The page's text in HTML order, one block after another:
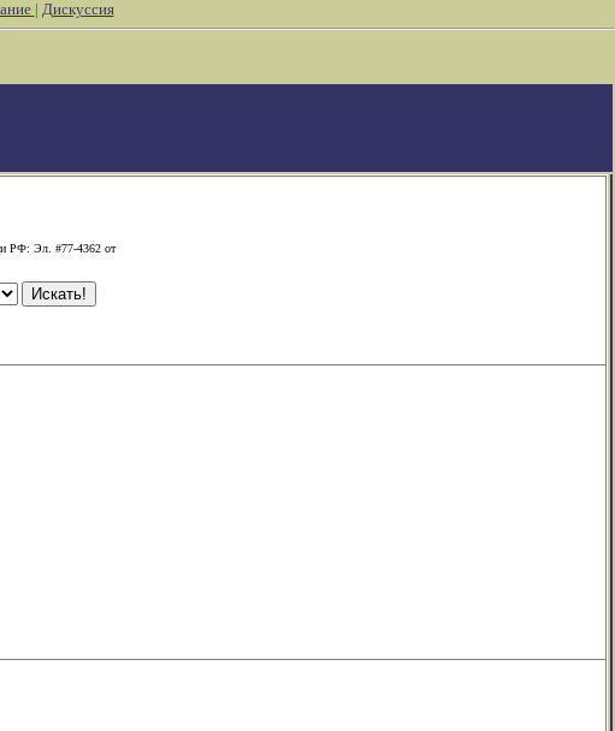
| Дискуссия
РФ: Эл. #77-4362 от